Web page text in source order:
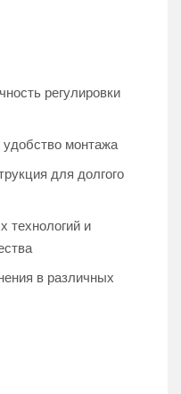
регулировки
удобство монтажа
для долгого
технологий и
в различных